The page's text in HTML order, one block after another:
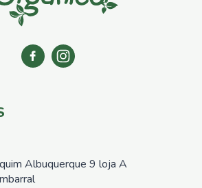
Albuquerque 9 loja A